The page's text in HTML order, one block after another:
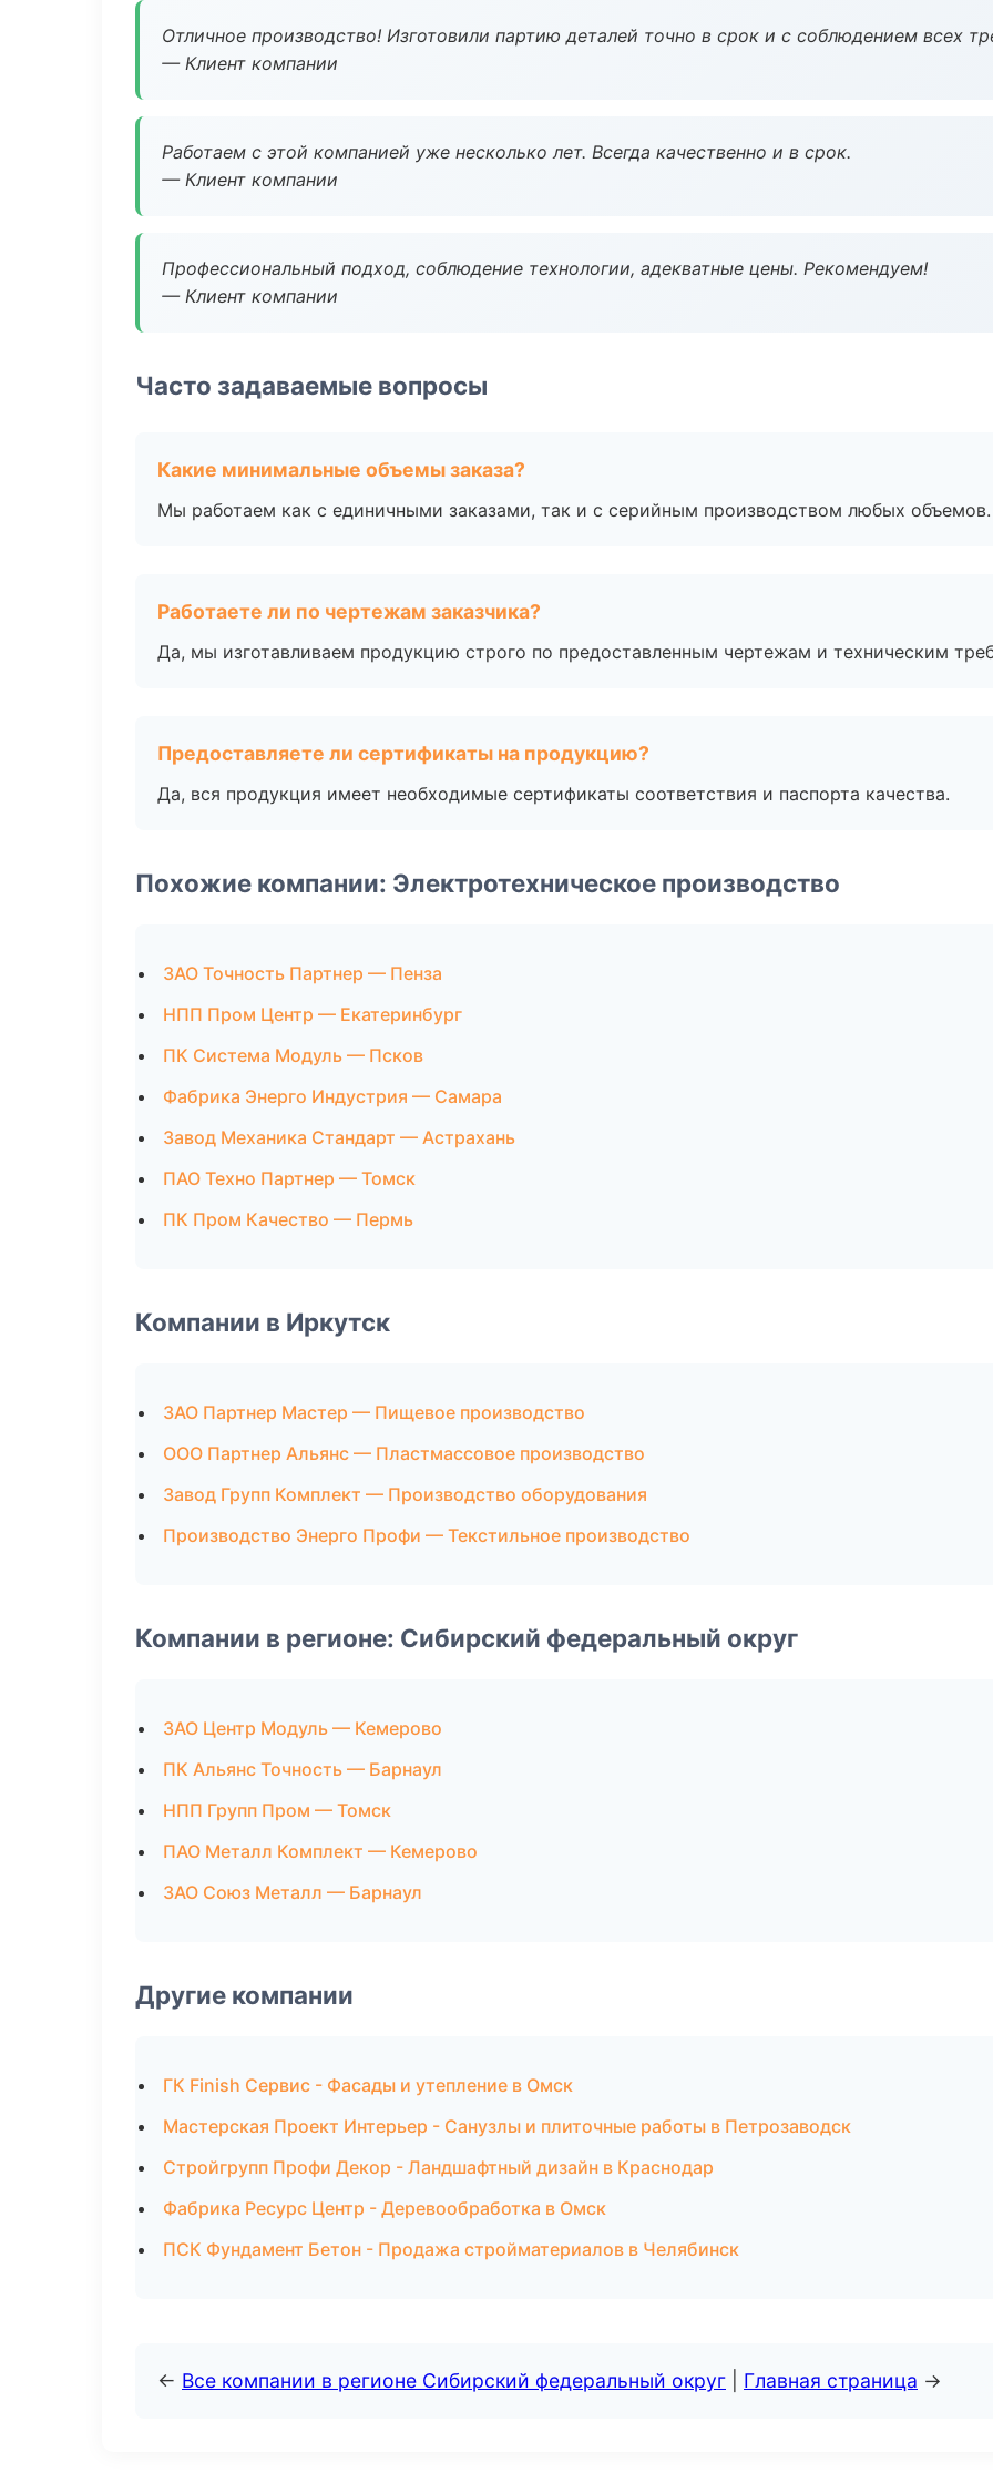
Отличное производство! Изготовили партию деталей точно в срок и с соблюдением всех
— Клиент компании
Работаем с этой компанией уже несколько лет. Всегда качественно и в срок.
— Клиент компании
Профессиональный подход, соблюдение технологии, адекватные цены. Рекомендуем!
— Клиент компании
Часто задаваемые вопросы
Какие минимальные объемы заказа?
Мы работаем как с единичными заказами, так и с серийным производством любых объемов.
Работаете ли по чертежам заказчика?
Да, мы изготавливаем продукцию строго по предоставленным чертежам и техническим
Предоставляете ли сертификаты на продукцию?
Да, вся продукция имеет необходимые сертификаты соответствия и паспорта качества.
Похожие компании: Электротехническое производство
ЗАО Точность Партнер — Пенза
НПП Пром Центр — Екатеринбург
ПК Система Модуль — Псков
Фабрика Энерго Индустрия — Самара
Завод Механика Стандарт — Астрахань
ПАО Техно Партнер — Томск
ПК Пром Качество — Пермь
Компании в Иркутск
ЗАО Партнер Мастер — Пищевое производство
ООО Партнер Альянс — Пластмассовое производство
Завод Групп Комплект — Производство оборудования
Производство Энерго Профи — Текстильное производство
Компании в регионе: Сибирский федеральный округ
ЗАО Центр Модуль — Кемерово
ПК Альянс Точность — Барнаул
НПП Групп Пром — Томск
ПАО Металл Комплект — Кемерово
ЗАО Союз Металл — Барнаул
Другие компании
ГК Finish Сервис - Фасады и утепление в Омск
Мастерская Проект Интерьер - Санузлы и плиточные работы в Петрозаводск
Стройгрупп Профи Декор - Ландшафтный дизайн в Краснодар
Фабрика Ресурс Центр - Деревообработка в Омск
ПСК Фундамент Бетон - Продажа стройматериалов в Челябинск
← Все компании в регионе Сибирский федеральный округ Главная страница →